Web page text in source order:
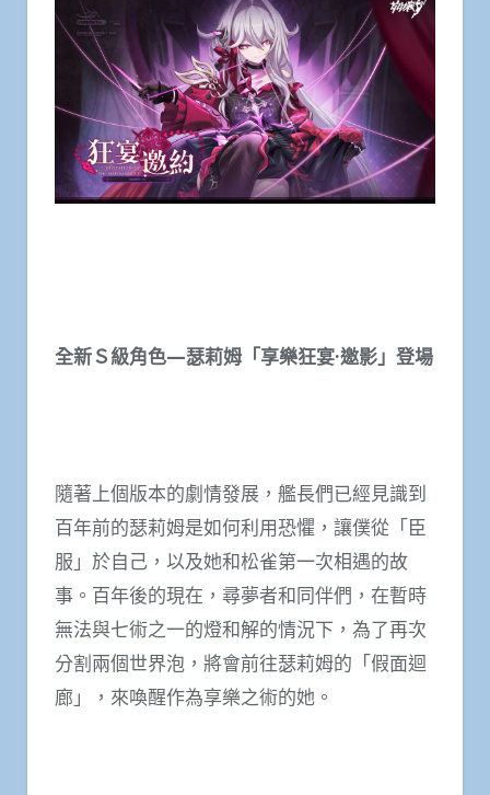
全新Ｓ級角色—瑟莉姆「享樂狂宴·邀影」登場
隨著上個版本的劇情發展，艦長們已經見識到
百年前的瑟莉姆是如何利用恐懼，讓僕從「臣
服」於自己，以及她和松雀第一次相遇的故
事。百年後的現在，尋夢者和同伴們，在暫時
無法與七術之一的燈和解的情況下，為了再次
分割兩個世界泡，將會前往瑟莉姆的「假面迴
廊」，來喚醒作為享樂之術的她。